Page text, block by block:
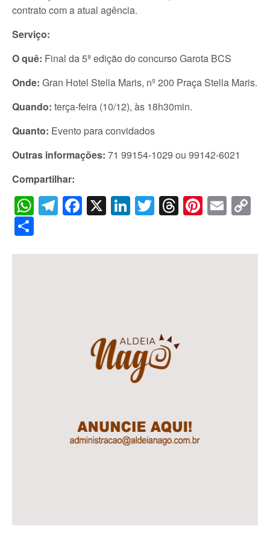
contrato com a atual agência.
Serviço:
O quê: Final da 5ª edição do concurso Garota BCS
Onde: Gran Hotel Stella Maris, nº 200 Praça Stella Maris.
Quando: terça-feira (10/12), às 18h30min.
Quanto: Evento para convidados
Outras informações: 71 99154-1029 ou 99142-6021
Compartilhar:
WhatsApp
Telegram
Facebook
X LinkedIn
Twitter
Threads